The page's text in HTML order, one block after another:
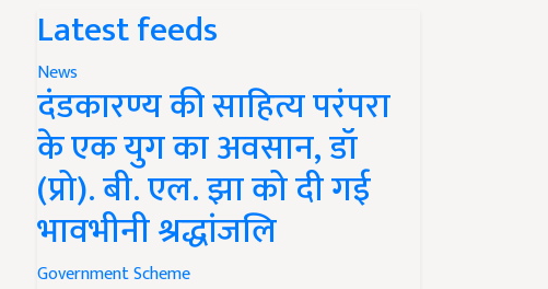
Latest feeds
News
दंडकारण्य की साहित्य परंपरा
के एक युग का अवसान, डॉ
(प्रो). बी. एल. झा को दी गई
भावभीनी श्रद्धांजलि
Government Scheme